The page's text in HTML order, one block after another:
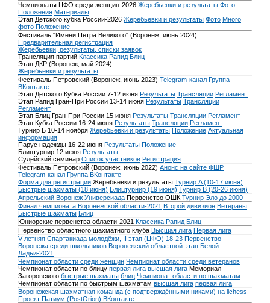
Чемпионаты ЦФО среди женщин-2026 Жеребьевки и результаты Фото
Положения Материалы
Этап Детского кубка России-2026 Жеребьевки и результаты Фото Много
фото Положение
Фестиваль "Имени Петра Великого" (Воронеж, июнь 2024)
Предварительная регистрация
Жеребьевки, результаты, списки заявок
Трансляция партий Классика Рапид Блиц
Этап ДКР (Воронеж, май 2024)
Жеребьевки и результаты
Фестиваль Петровский (Воронеж, июнь 2023) Telegram-канал Группа
ВКонтакте
Этап Детского Кубка России 7-12 июня Результаты Трансляции Регламент
Этап Рапид Гран-При России 13-14 июня Результаты Трансляции
Регламент
Этап Блиц Гран-При России 15 июня Результаты Трансляции Регламент
Этап Кубка России 16-24 июня Результаты Трансляции Регламент
Турнир Б 10-14 ноября Жеребьевки и результаты Положение Актуальная
информация
Парус надежды 16-22 июня Результаты Положение
Блицтурнир 12 июня Результаты
Судейский семинар Список участников Регистрация
Фестиваль Петровский (Воронеж, июнь 2022) Анонс на сайте ФШР
Telegram-канал Группа ВКонтакте
Форма для регистрации Жеребьевки и результаты Турнир A (10-17 июня)
Быстрые шахматы (18 июня) Блицтурнир (19 июня) Турнир B (20-26 июня)
Апрельский Воронеж Универсиада Первенство ОШК Турнир Эло до 2000
Финал чемпионата Воронежской области-2021 Второй дивизион Ветераны
Быстрые шахматы Блиц
Юниорские первенства области-2021 Классика Рапид Блиц
Первенство областного шахматного клуба Высшая лига Первая лига
V летняя Спартакиада молодёжи, II этап (ЦФО) 18-23 Первенство
Воронежа среди школьников Воронежский областной этап Белой
Ладьи-2021
Чемпионат области среди женщин Чемпионат области среди ветеранов
Чемпионат области по блицу первая лига высшая лига Мемориал
Загоровского быстрые шахматы блиц Чемпионат области по шахматам
Чемпионат области по быстрым шахматам высшая лига первая лига
Воронежская шахматная команда (с подтверждёнными никами) на lichess
Проект Патиум (PostOrion) ВКонтакте